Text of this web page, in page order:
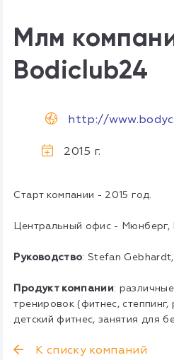
Млм
Bodiclub24
http://
2015 г.
Старт компании - 2015 год.
Центральный офис - Мюнберг,
Руководство: Stefan
Продукт компании:
тренировок (фитнес, степпинг,
детский фитнес, занятия для
К списку компаний